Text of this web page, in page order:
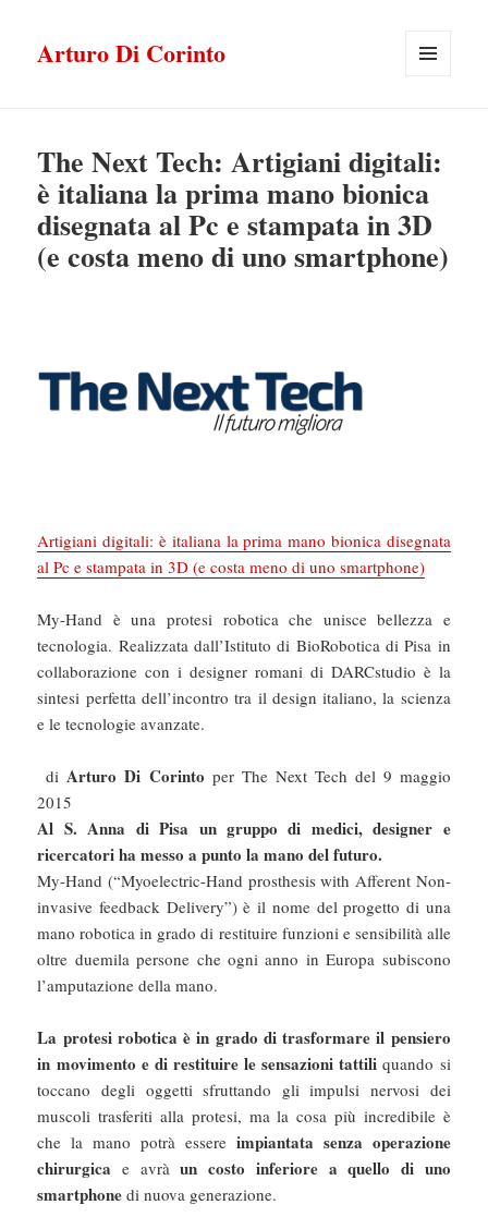
Arturo Di Corinto
The Next Tech: Artigiani digitali:
è italiana la prima mano bionica
disegnata al Pc e stampata in 3D
(e costa meno di uno smartphone)
Artigiani digitali: è italiana la prima mano bionica disegnata
al Pc e stampata in 3D (e costa meno di uno smartphone)
My-Hand è una protesi robotica che unisce bellezza e
tecnologia. Realizzata dall’Istituto di BioRobotica di Pisa in
collaborazione con i designer romani di DARCstudio è la
sintesi perfetta dell’incontro tra il design italiano, la scienza
e le tecnologie avanzate.
diArturo Di Corinto per The Next Tech del 9 maggio
2015
Al S. Anna di Pisa un gruppo di medici, designer e
ricercatori ha messo a punto la mano del futuro.
My-Hand (“Myoelectric-Hand prosthesis with Afferent Non-
invasive feedback Delivery”) è il nome del progetto di una
mano robotica in grado di restituire funzioni e sensibilità alle
oltre duemila persone che ogni anno in Europa subiscono
l’amputazione della mano.
La protesi robotica è in grado di trasformare il pensiero
in movimento e di restituire le sensazioni tattili quando si
toccano degli oggetti sfruttando gli impulsi nervosi dei
muscoli trasferiti alla protesi, ma la cosa più incredibile è
che la mano potrà essere impiantata senza operazione
chirurgica e avràun costo inferiore a quello di uno
smartphone di nuova generazione.